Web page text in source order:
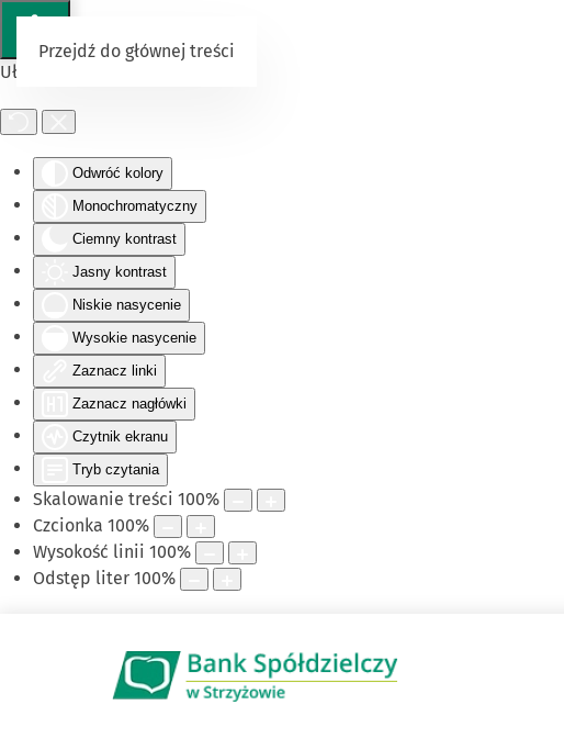
Ułatwienia dostępu
Odwróć kolory
Monochromatyczny
Ciemny kontrast
Jasny kontrast
Niskie nasycenie
Wysokie nasycenie
Zaznacz linki
Zaznacz nagłówki
Czytnik ekranu
Tryb czytania
Skalowanie treści 100%
Czcionka 100%
Wysokość linii 100%
Odstęp liter 100%
Przejdź do głównej treści